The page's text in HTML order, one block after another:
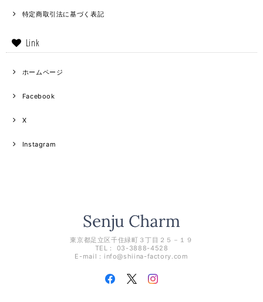
特定商取引法に基づく表記
Link
ホームページ
Facebook
X
Instagram
東京都足立区千住緑町３丁目２５－１９
TEL： 03-3888-4528
E-mail： info@shiina-factory.com